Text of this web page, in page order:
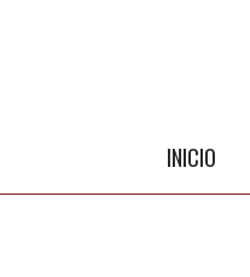
INICIO